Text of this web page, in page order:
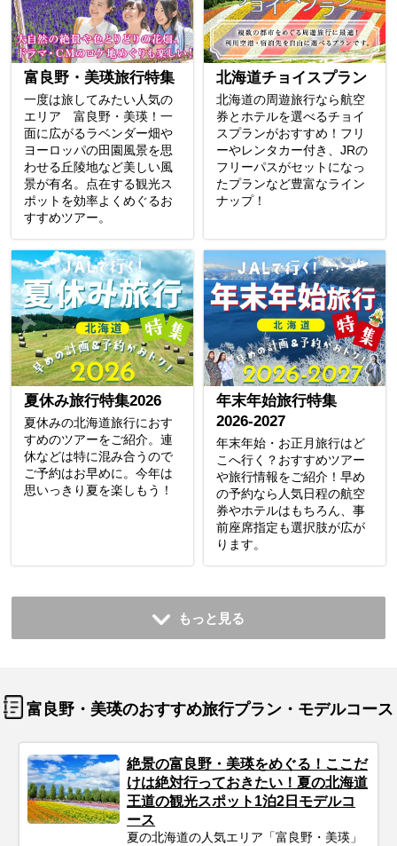
富良野・美瑛旅行特集
一度は旅してみたい人気の
エリア 富良野・美瑛！一
面に広がるラベンダー畑や
ヨーロッパの田園風景を思
わせる丘陵地など美しい風
景が有名。点在する観光ス
ポットを効率よくめぐるお
すすめツアー。
北海道チョイスプラン
北海道の周遊旅行なら航空
券とホテルを選べるチョイ
スプランがおすすめ！フリ
ーやレンタカー付き、JRの
フリーパスがセットになっ
たプランなど豊富なライン
ナップ！
夏休み旅行特集2026
夏休みの北海道旅行におす
すめのツアーをご紹介。連
休などは特に混み合うので
ご予約はお早めに。今年は
思いっきり夏を楽しもう！
年末年始旅行特集
2026-2027
年末年始・お正月旅行はど
こへ行く？おすすめツアー
や旅行情報をご紹介！早め
の予約なら人気日程の航空
券やホテルはもちろん、事
前座席指定も選択肢が広が
ります。
もっと見る
富良野・美瑛のおすすめ旅行プラン・モデルコース
絶景の富良野・美瑛をめぐる！ここだ
けは絶対行っておきたい！夏の北海道
王道の観光スポット1泊2日モデルコ
ース
夏の北海道の人気エリア「富良野・美瑛」